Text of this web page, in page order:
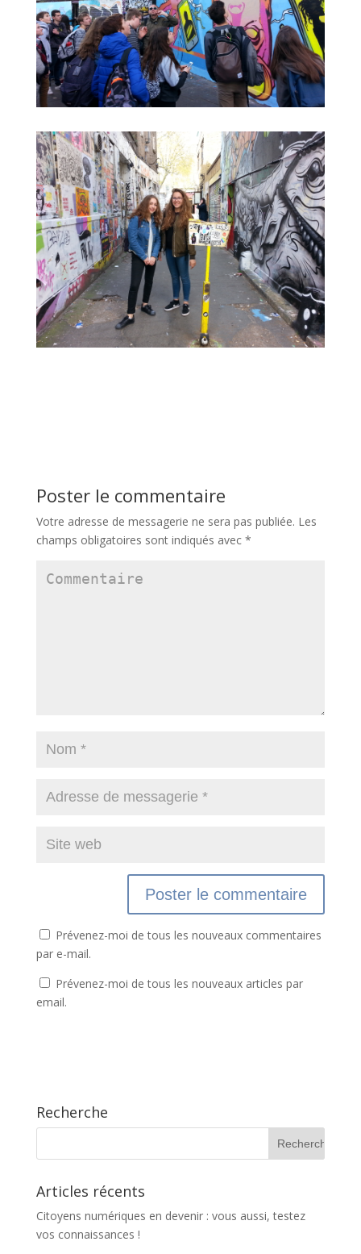
Poster le commentaire
Votre adresse de messagerie ne sera pas publiée. Les
champs obligatoires sont indiqués avec *
Prévenez-moi de tous les nouveaux commentaires
par e-mail.
Prévenez-moi de tous les nouveaux articles par
email.
Recherche
Articles récents
Citoyens numériques en devenir : vous aussi, testez
vos connaissances !